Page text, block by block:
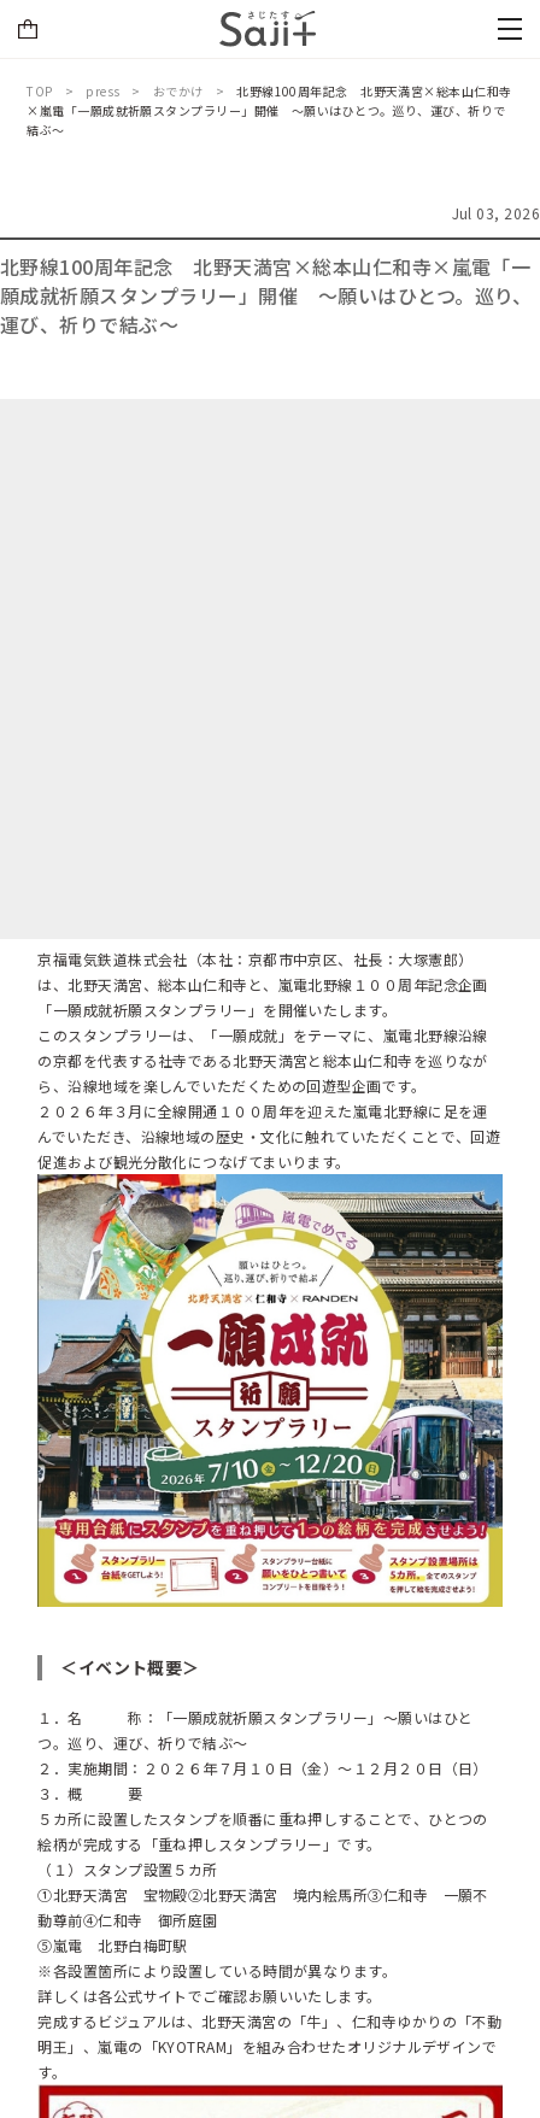
TOP press おでかけ
北野線100周年記念 北野天満宮×総本山仁和寺
×嵐電「一願成就祈願スタンプラリー」開催 ～願いはひとつ。巡り、運び、祈りで
結ぶ～
Jul 03, 2026
北野線100周年記念 北野天満宮×総本山仁和寺×嵐電「一
願成就祈願スタンプラリー」開催 ～願いはひとつ。巡り、
運び、祈りで結ぶ～
京福電気鉄道株式会社（本社：京都市中京区、社長：大塚憲郎）
は、北野天満宮、総本山仁和寺と、嵐電北野線１００周年記念企画
「一願成就祈願スタンプラリー」を開催いたします。
このスタンプラリーは、「一願成就」をテーマに、嵐電北野線沿線
の京都を代表する社寺である北野天満宮と総本山仁和寺を巡りなが
ら、沿線地域を楽しんでいただくための回遊型企画です。
２０２６年３月に全線開通１００周年を迎えた嵐電北野線に足を運
んでいただき、沿線地域の歴史・文化に触れていただくことで、回遊
促進および観光分散化につなげてまいります。
＜イベント概要＞
１．名 称：「一願成就祈願スタンプラリー」～願いはひと
つ。巡り、運び、祈りで結ぶ～
２．実施期間：２０２６年７月１０日（金）～１２月２０日（日）
３．概 要
５カ所に設置したスタンプを順番に重ね押しすることで、ひとつの
絵柄が完成する「重ね押しスタンプラリー」です。
（１）スタンプ設置５カ所
①北野天満宮 宝物殿②北野天満宮 境内絵馬所③仁和寺 一願不
動尊前④仁和寺 御所庭園
⑤嵐電 北野白梅町駅
※各設置箇所により設置している時間が異なります。
詳しくは各公式サイトでご確認お願いいたします。
完成するビジュアルは、北野天満宮の「牛」、仁和寺ゆかりの「不動
明王」、嵐電の「KYOTRAM」を組み合わせたオリジナルデザインで
す。